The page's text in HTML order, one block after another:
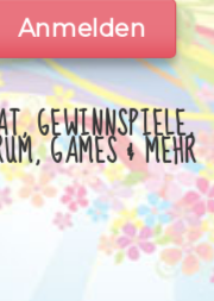
Anmelden
GEWINNSPIELE,
GAMES & MEHR